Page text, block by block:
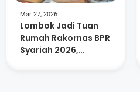
Mar 27, 2026
Lombok Jadi Tuan
Rumah Rakornas BPR
Syariah 2026,